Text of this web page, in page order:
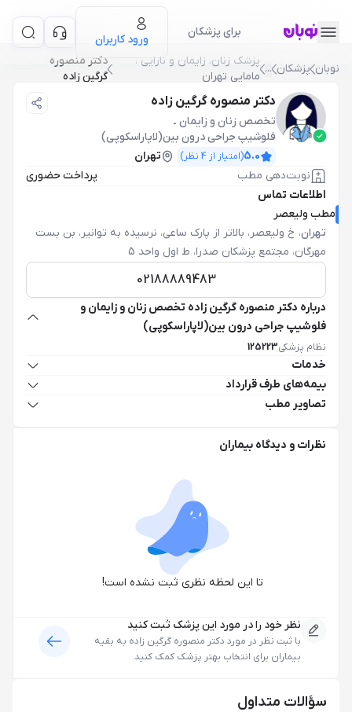
برای پزشکان
ورود کاربران
نوبان پزشکان ...
پزشک زنان، زایمان و نازایی ،
مامایی تهران
دکتر منصوره
گرگین زاده
دکتر منصوره گرگین زاده
تخصص زنان و زایمان ـ
فلوشیپ جراحی درون بین(لاپاراسکوپی)
5.0(امتیاز از 4 نظر)
تهران
نوبت‌دهی مطب
پرداخت حضوری
اطلاعات تماس
مطب ولیعصر
تهران، خ ولیعصر، بالاتر از پارک ساعی، نرسیده به توانیر، بن بست
مهرگان، مجتمع پزشکان صدرا، ط اول واحد 5
02188889483
درباره دکتر منصوره گرگین زاده تخصص زنان و زایمان و
فلوشیپ جراحی درون بین(لاپاراسکوپی)
نظام پزشکی125223
خدمات
بیمه‌های طرف قرارداد
تصاویر مطب
نظرات و دیدگاه بیماران
تا این لحظه نظری ثبت نشده است!
نظر خود را در مورد این پزشک ثبت کنید
با ثبت نظر در مورد دکتر منصوره گرگین زاده به بقیه
بیماران برای انتخاب بهتر پزشک کمک کنید.
سؤالات متداول